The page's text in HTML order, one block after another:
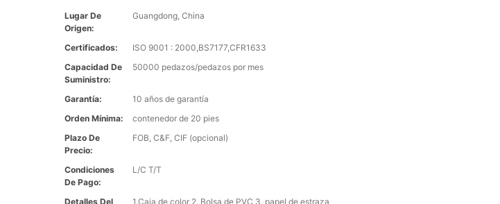
Lugar De
Origen:
Guangdong, China
Certificados:
ISO 9001 : 2000,BS7177,CFR1633
Capacidad De
Suministro:
50000 pedazos/pedazos por mes
Garantía:
10 años de garantía
Orden Mínima:
contenedor de 20 pies
Plazo De
Precio:
FOB, C&F, CIF (opcional)
Condiciones
De Pago:
L/C T/T
Detalles Del
1.Caja de color 2. Bolsa de PVC 3. papel de estraza